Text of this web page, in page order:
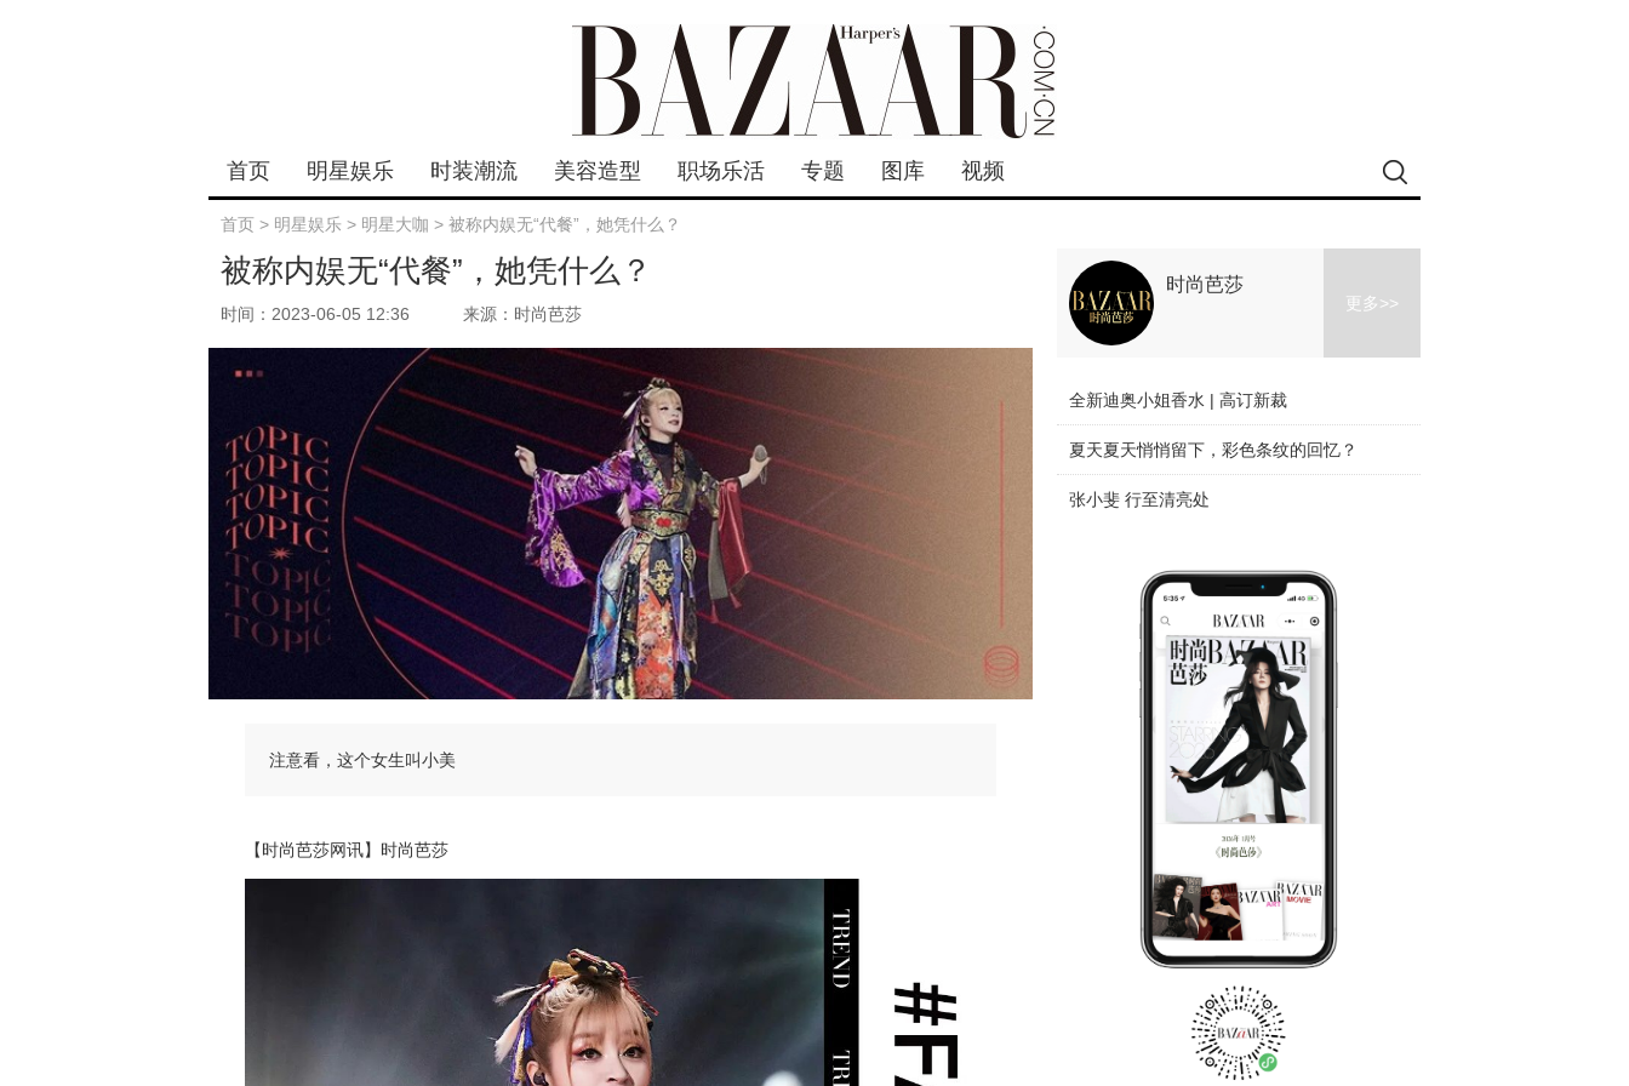
首页 明星娱乐 时装潮流 美容造型 职场乐活 专题 图库 视频
首页 > 明星娱乐 > 明星大咖 > 被称内娱无“代餐”，她凭什么？
被称内娱无“代餐”，她凭什么？
时间：2023-06-05 12:36 来源：时尚芭莎
注意看，这个女生叫小美
【时尚芭莎网讯】时尚芭莎
时尚芭莎
更多>>
全新迪奥小姐香水 | 高订新裁
夏天夏天悄悄留下，彩色条纹的回忆？
张小斐 行至清亮处